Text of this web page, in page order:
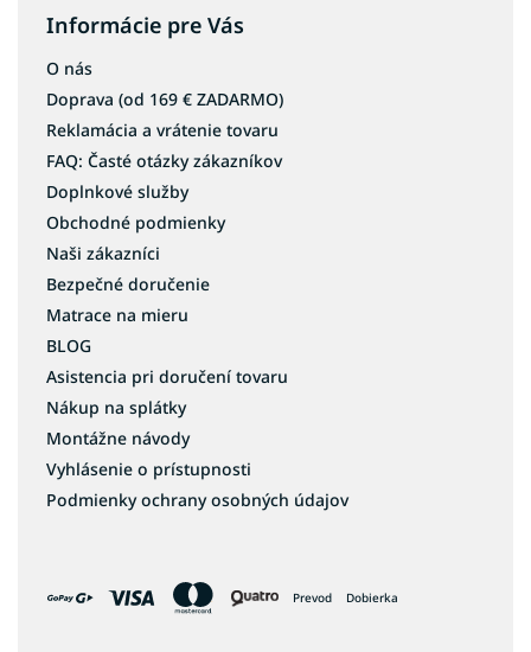
Informácie pre Vás
O nás
Doprava (od 169 € ZADARMO)
Reklamácia a vrátenie tovaru
FAQ: Časté otázky zákazníkov
Doplnkové služby
Obchodné podmienky
Naši zákazníci
Bezpečné doručenie
Matrace na mieru
BLOG
Asistencia pri doručení tovaru
Nákup na splátky
Montážne návody
Vyhlásenie o prístupnosti
Podmienky ochrany osobných údajov
Prevod Dobierka